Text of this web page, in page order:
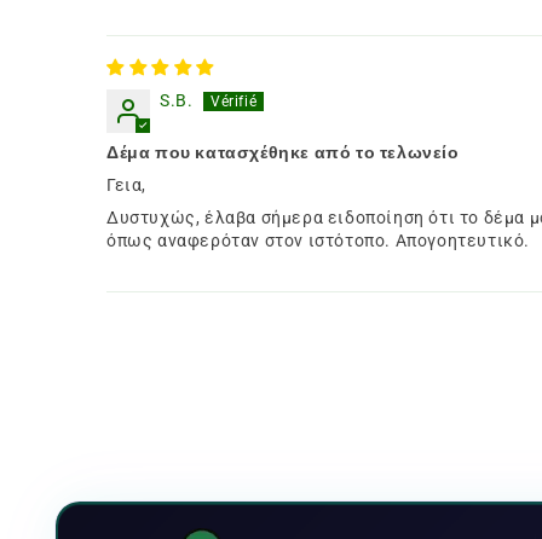
S.B.
Δέμα που κατασχέθηκε από το τελωνείο
Γεια,
Δυστυχώς, έλαβα σήμερα ειδοποίηση ότι το δέμα
όπως αναφερόταν στον ιστότοπο. Απογοητευτικό.